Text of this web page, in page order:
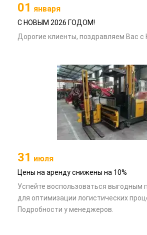
01 января
С НОВЫМ 2026 ГОДОМ!
Дорогие клиенты, поздравляем Вас с
31 июля
Цены на аренду снижены на 10%
Успейте воспользоваться выгодным
для оптимизации логистических
Подробности у менеджеров.